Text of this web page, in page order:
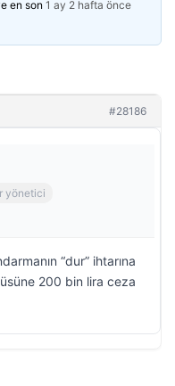
en son 1 ay 2 hafta önce
#28186
yönetici
“dur” ihtarına
200 bin lira ceza